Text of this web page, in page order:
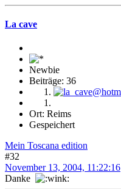
La cave
Newbie
Beiträge: 36
Ort: Reims
Gespeichert
Mein Toscana edition
#32
November 13, 2004, 11:22:16
Danke